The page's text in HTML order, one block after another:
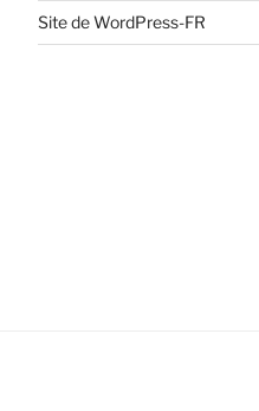
Site de WordPress-FR